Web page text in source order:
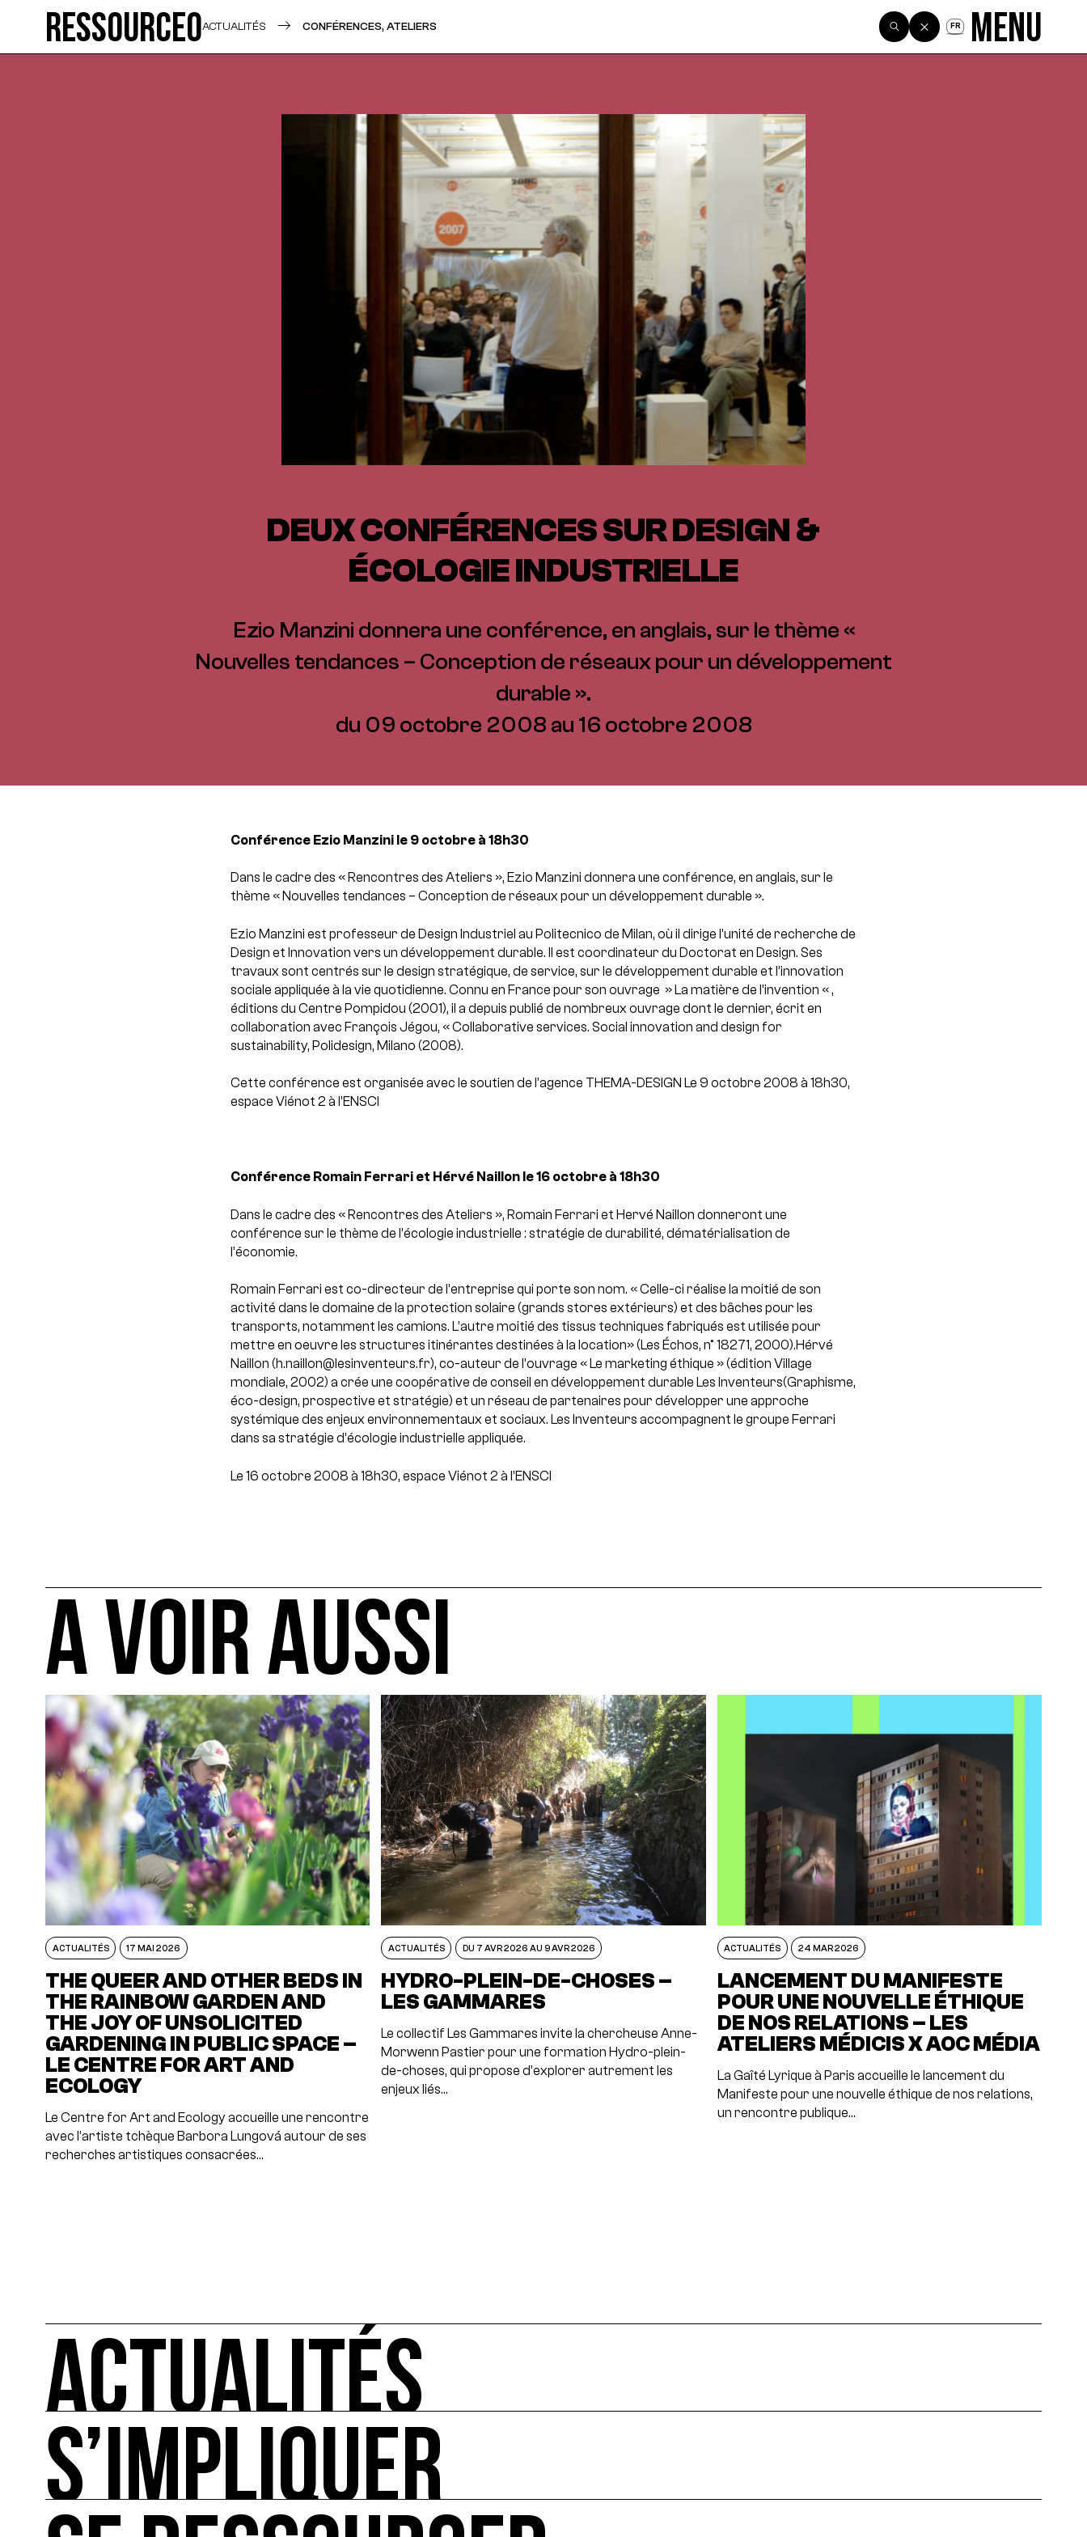
Ressource0ACTUALITÉS CONFÉRENCES, ATELIERS FR Menu
DEUX CONFÉRENCES SUR DESIGN &
ÉCOLOGIE INDUSTRIELLE
Ezio Manzini donnera une conférence, en anglais, sur le thème «
Nouvelles tendances – Conception de réseaux pour un développement
durable ».
du 09 octobre 2008 au 16 octobre 2008
Conférence Ezio Manzini le 9 octobre à 18h30
Dans le cadre des « Rencontres des Ateliers », Ezio Manzini donnera une conférence, en anglais, sur le
thème « Nouvelles tendances – Conception de réseaux pour un développement durable ».
Ezio Manzini est professeur de Design Industriel au Politecnico de Milan, où il dirige l’unité de recherche de
Design et Innovation vers un développement durable. Il est coordinateur du Doctorat en Design. Ses
travaux sont centrés sur le design stratégique, de service, sur le développement durable et l’innovation
sociale appliquée à la vie quotidienne. Connu en France pour son ouvrage » La matière de l’invention « ,
éditions du Centre Pompidou (2001), il a depuis publié de nombreux ouvrage dont le dernier, écrit en
collaboration avec François Jégou, « Collaborative services. Social innovation and design for
sustainability, Polidesign, Milano (2008).
Cette conférence est organisée avec le soutien de l’agence THEMA-DESIGN Le 9 octobre 2008 à 18h30,
espace Viénot 2 à l’ENSCI
Conférence Romain Ferrari et Hérvé Naillon le 16 octobre à 18h30
Dans le cadre des « Rencontres des Ateliers », Romain Ferrari et Hervé Naillon donneront une
conférence sur le thème de l’écologie industrielle : stratégie de durabilité, dématérialisation de
l’économie.
Romain Ferrari est co-directeur de l’entreprise qui porte son nom. « Celle-ci réalise la moitié de son
activité dans le domaine de la protection solaire (grands stores extérieurs) et des bâches pour les
transports, notamment les camions. L’autre moitié des tissus techniques fabriqués est utilisée pour
mettre en oeuvre les structures itinérantes destinées à la location» (Les Échos, n° 18271, 2000).Hérvé
Naillon (h.naillon@lesinventeurs.fr), co-auteur de l’ouvrage « Le marketing éthique » (édition Village
mondiale, 2002) a crée une coopérative de conseil en développement durable Les Inventeurs(Graphisme,
éco-design, prospective et stratégie) et un réseau de partenaires pour développer une approche
systémique des enjeux environnementaux et sociaux. Les Inventeurs accompagnent le groupe Ferrari
dans sa stratégie d’écologie industrielle appliquée.
Le 16 octobre 2008 à 18h30, espace Viénot 2 à l’ENSCI
A VOIR AUSSI
ACTUALITÉS 17 MAI 2026
THE QUEER AND OTHER BEDS IN
THE RAINBOW GARDEN AND
THE JOY OF UNSOLICITED
GARDENING IN PUBLIC SPACE –
LE CENTRE FOR ART AND
ECOLOGY
Le Centre for Art and Ecology accueille une rencontre
avec l’artiste tchèque Barbora Lungová autour de ses
recherches artistiques consacrées…
ACTUALITÉS DU 7 AVR 2026 AU 9 AVR 2026
HYDRO-PLEIN-DE-CHOSES –
LES GAMMARES
Le collectif Les Gammares invite la chercheuse Anne-
Morwenn Pastier pour une formation Hydro-plein-
de-choses, qui propose d’explorer autrement les
enjeux liés…
ACTUALITÉS 24 MAR 2026
LANCEMENT DU MANIFESTE
POUR UNE NOUVELLE ÉTHIQUE
DE NOS RELATIONS – LES
ATELIERS MÉDICIS X AOC MÉDIA
La Gaîté Lyrique à Paris accueille le lancement du
Manifeste pour une nouvelle éthique de nos relations,
un rencontre publique…
ACTUALITÉS
ACTUALITÉS
L'actualité française et internationale des rendez-vous de l'art et de l'écologie : manifestations, appels à projets, rencontres...
S’IMPLIQUER
S’IMPLIQUER